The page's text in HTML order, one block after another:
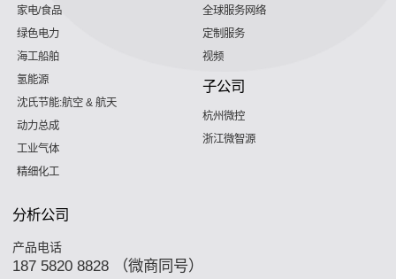
家电/食品
绿色电力
海工船舶
氢能源
沈氏节能:航空 & 航天
动力总成
工业气体
精细化工
全球服务网络
定制服务
视频
子公司
杭州微控
浙江微智源
分析公司
产品电话
187 5820 8828 （微商同号）